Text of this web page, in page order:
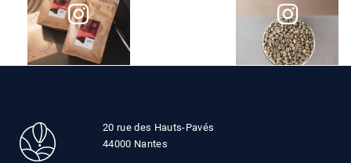
20 rue des Hauts-Pavés
44000 Nantes